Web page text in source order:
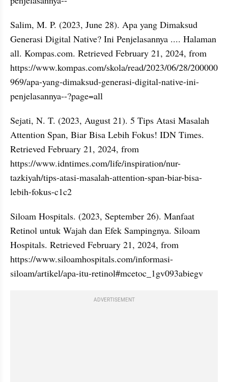
Salim, M. P. (2023, June 28). Apa yang Dimaksud
Generasi Digital Native? Ini Penjelasannya .... Halaman
all. Kompas.com. Retrieved February 21, 2024, from
https://www.kompas.com/skola/read/2023/06/28/200000
969/apa-yang-dimaksud-generasi-digital-native-ini-
penjelasannya--?page=all
Sejati, N. T. (2023, August 21). 5 Tips Atasi Masalah
Attention Span, Biar Bisa Lebih Fokus! IDN Times.
Retrieved February 21, 2024, from
https://www.idntimes.com/life/inspiration/nur-
tazkiyah/tips-atasi-masalah-attention-span-biar-bisa-
lebih-fokus-c1c2
Siloam Hospitals. (2023, September 26). Manfaat
Retinol untuk Wajah dan Efek Sampingnya. Siloam
Hospitals. Retrieved February 21, 2024, from
https://www.siloamhospitals.com/informasi-
siloam/artikel/apa-itu-retinol#mcetoc_1gv093abiegv
ADVERTISEMENT